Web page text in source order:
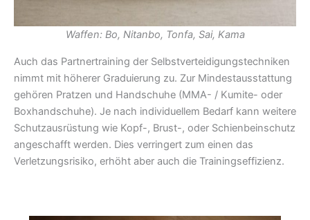
Waffen: Bo, Nitanbo, Tonfa, Sai, Kama
Auch das Partnertraining der Selbstverteidigungstechniken
nimmt mit höherer Graduierung zu. Zur Mindestausstattung
gehören Pratzen und Handschuhe (MMA- / Kumite- oder
Boxhandschuhe). Je nach individuellem Bedarf kann weitere
Schutzausrüstung wie Kopf-, Brust-, oder Schienbeinschutz
angeschafft werden. Dies verringert zum einen das
Verletzungsrisiko, erhöht aber auch die Trainingseffizienz.